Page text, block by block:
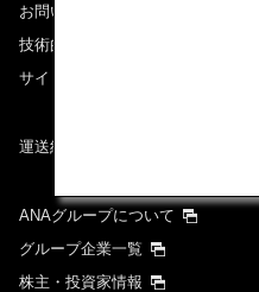
お問い合わせ
技術的なお問い合わせ（推奨環境）
サイトマップ
運送約款
ANAグループについて
グループ企業一覧
株主・投資家情報